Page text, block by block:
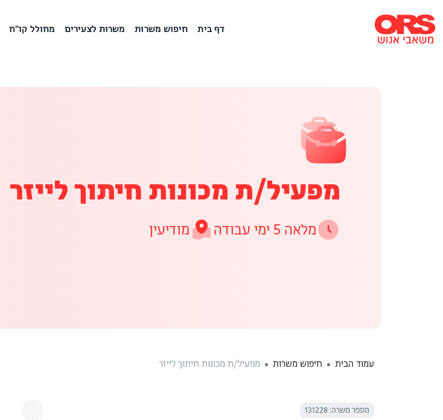
דף בית חיפוש משרות משרות לצעירים מחולל קו"ח
מפעיל/ת מכונות חיתוך לייזר
מלאה 5 ימי עבודה מודיעין
עמוד הבית חיפוש משרות מפעיל/ת מכונות חיתוך לייזר
מספר משרה: 131228